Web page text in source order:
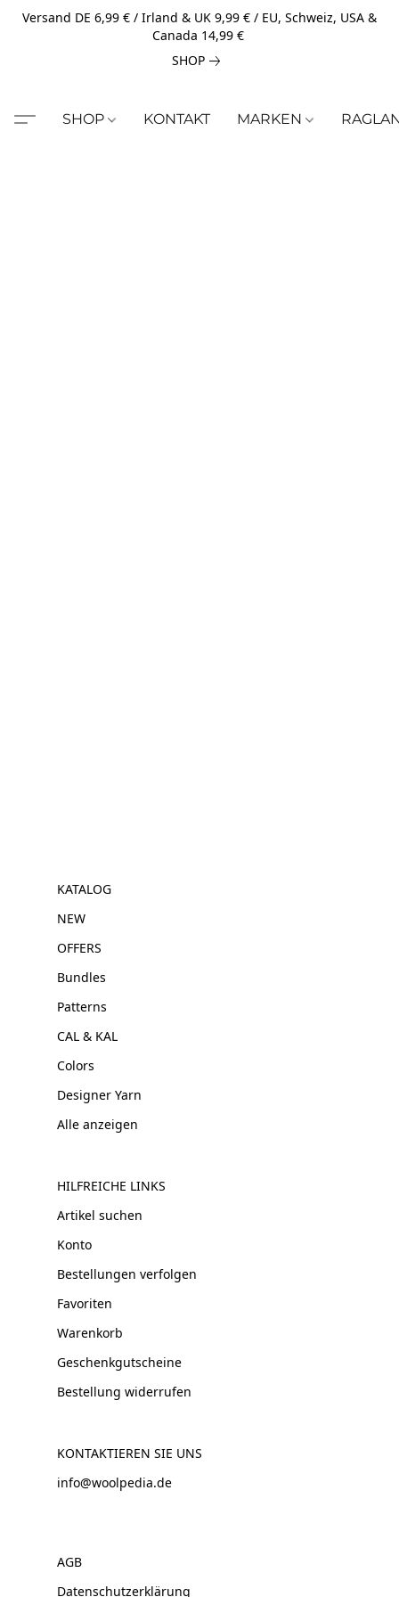
Versand DE 6,99 € / Irland & UK 9,99 € / EU, Schweiz, USA &
Canada 14,99 €
SHOP
SHOP KONTAKT MARKEN
KATALOG
NEW
OFFERS
Bundles
Patterns
CAL & KAL
Colors
Designer Yarn
Alle anzeigen
HILFREICHE LINKS
Artikel suchen
Konto
Bestellungen verfolgen
Favoriten
Warenkorb
Geschenkgutscheine
Bestellung widerrufen
KONTAKTIEREN SIE UNS
info@woolpedia.de
AGB
Datenschutzerklärung